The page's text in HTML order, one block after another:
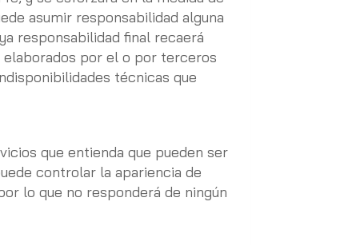
asumir responsabilidad alguna
responsabilidad final recaerá
elaborados por el o por terceros
técnicas que
que entienda que pueden ser
controlar la apariencia de
lo que no responderá de ningún